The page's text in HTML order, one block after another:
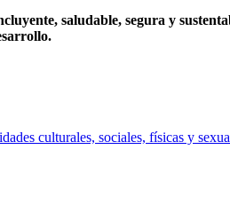
saludable, segura y
culturales, sociales, físicas y